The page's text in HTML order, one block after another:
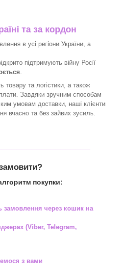
та за кордон
в усі регіони України, а
підтримують війну Росії
товару та логістики, а також
Завдяки зручним способам
умовам доставки, наші клієнти
вчасно та без зайвих зусиль.
покупки:
через кошик на
(Viber, Telegram,
з вами